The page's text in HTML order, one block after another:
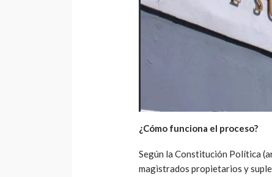
¿Cómo funciona el proceso?
Según la Constitución Política
magistrados propietarios y